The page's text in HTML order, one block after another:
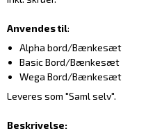
Anvendes til:
Alpha bord/Bænkesæt
Basic Bord/Bænkesæt
Wega Bord/Bænkesæt
Leveres som "Saml selv".
Beskrivelse: